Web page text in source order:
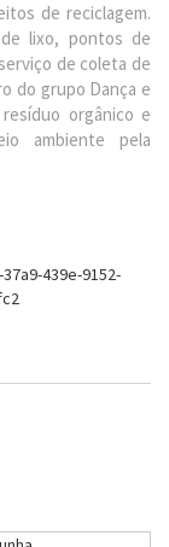
de reciclagem.
lixo, pontos de
de coleta de
do grupo Dança e
orgânico e
ambiente pela